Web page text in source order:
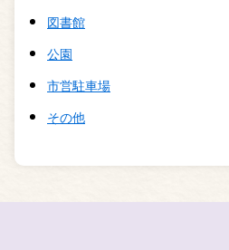
図書館
公園
市営駐車場
その他